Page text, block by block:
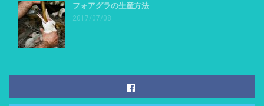
フォアグラの生産方法
2017/07/08